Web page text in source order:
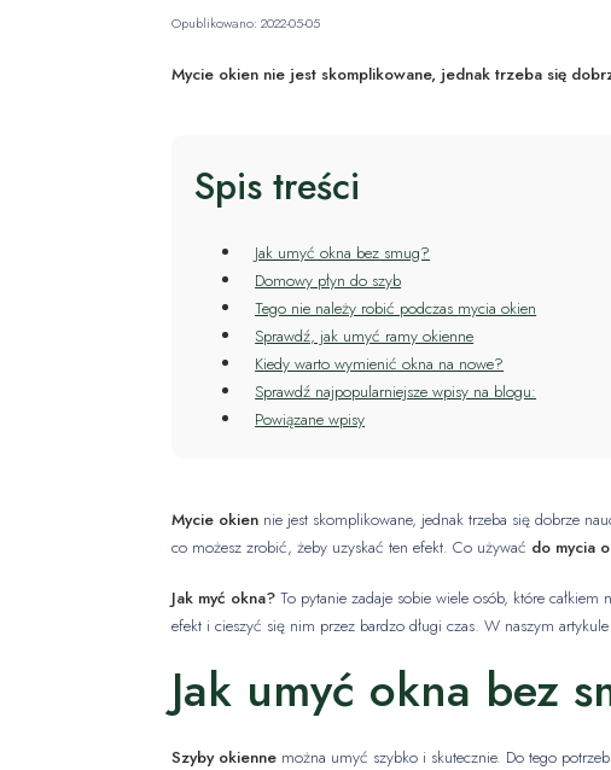
Opublikowano: 2022-05-05
Mycie okien nie jest skomplikowane, jednak trzeba się
Spis treści
Jak umyć okna bez smug?
Domowy płyn do szyb
Tego nie należy robić podczas mycia okien
Sprawdź, jak umyć ramy okienne
Kiedy warto wymienić okna na nowe?
Sprawdź najpopularniejsze wpisy na blogu:
Powiązane wpisy
Mycie okien nie jest skomplikowane, jednak trzeba się dobrze
co możesz zrobić, żeby uzyskać ten efekt. Co używać do mycia
Jak myć okna? To pytanie zadaje sobie wiele osób, które
efekt i cieszyć się nim przez bardzo długi czas. W naszym
Jak umyć okna bez
Szyby okienne można umyć szybko i skutecznie. Do tego